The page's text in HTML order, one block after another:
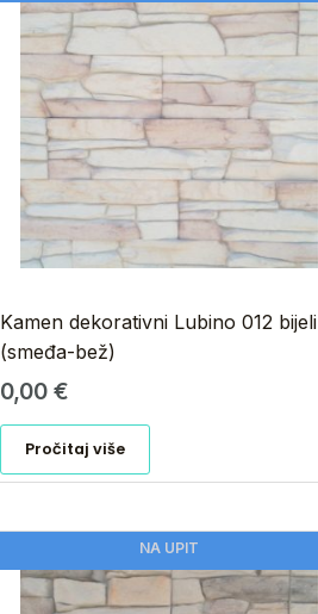
Kamen dekorativni Lubino 012 bijeli
(smeđa-bež)
0,00€
Pročitaj više
NA UPIT